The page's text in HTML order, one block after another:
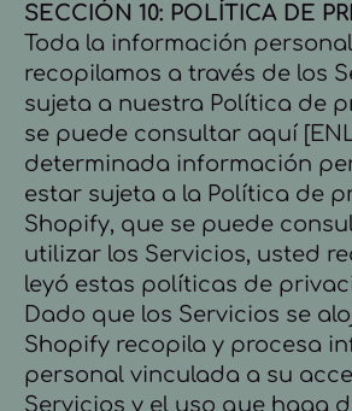
SECCIÓN 10: POLÍTICA DE
Toda la información
recopilamos a través de los
sujeta a nuestra Política de
se puede consultar aquí
determinada información
estar sujeta a la Política de
Shopify, que se puede
utilizar los Servicios, usted
leyó estas políticas de
Dado que los Servicios se
Shopify recopila y procesa
personal vinculada a su
Servicios y el uso que haga